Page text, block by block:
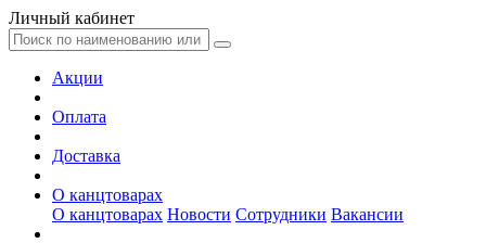
Личный кабинет
Акции
Оплата
Доставка
О канцтоварах
О канцтоварах Новости Сотрудники Вакансии